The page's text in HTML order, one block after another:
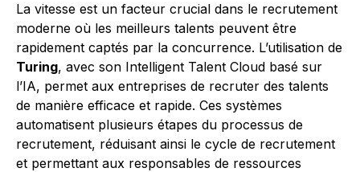
La vitesse est un facteur crucial dans le recrutement
moderne où les meilleurs talents peuvent être
rapidement captés par la concurrence. L’utilisation de
Turing, avec son Intelligent Talent Cloud basé sur
l’IA, permet aux entreprises de recruter des talents
de manière efficace et rapide. Ces systèmes
automatisent plusieurs étapes du processus de
recrutement, réduisant ainsi le cycle de recrutement
et permettant aux responsables de ressources